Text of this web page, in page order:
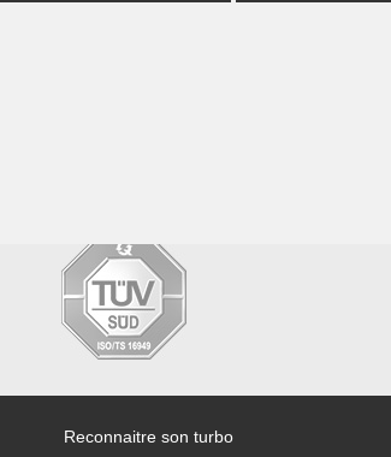
Reconnaitre son turbo